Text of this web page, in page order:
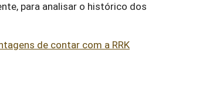
para analisar o histórico dos
de contar com a RRK